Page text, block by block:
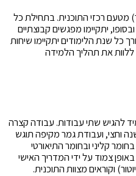
מטעם רכזי התוכנית. בתחילת כל
יתקיימו מפגשים קבוצתיים
כל שנת הלימודים יתקיימו שיחות
את תהליך הלמידה
להגיש שתי עבודות. עבודה קצרה
וחצי, ועבודת גמר מקיפה תוגש
קליני ובחומר התיאורטי
צמוד על ידי המדריך האישי
וקוראים מצוות התוכנית.